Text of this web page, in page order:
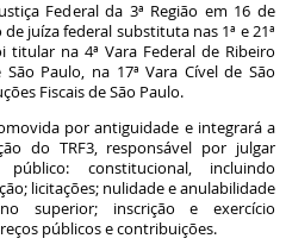
Federal da 3ª Região em 16 de
juíza federal substituta nas 1ª e 21ª
na 4ª Vara Federal de Ribeiro
Paulo, na 17ª Vara Cível de São
Fiscais de São Paulo.
por antiguidade e integrará a
do TRF3, responsável por julgar
constitucional, incluindo
licitações; nulidade e anulabilidade
superior; inscrição e exercício
públicos e contribuições.